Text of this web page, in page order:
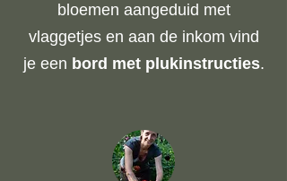
bloemen aangeduid met
vlaggetjes en aan de inkom vind
je een bord met plukinstructies.